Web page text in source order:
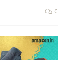
0